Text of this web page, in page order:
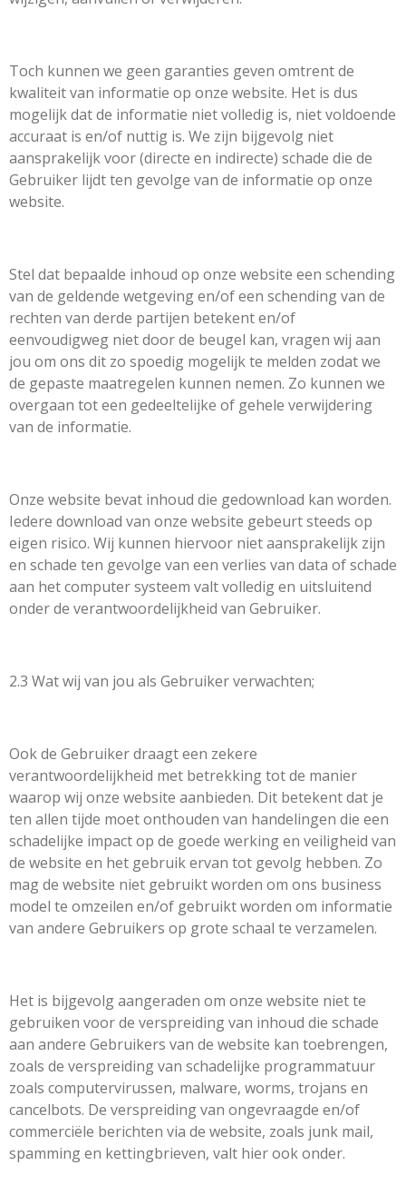
Toch kunnen we geen garanties geven omtrent de
kwaliteit van informatie op onze website. Het is dus
mogelijk dat de informatie niet volledig is, niet voldoende
accuraat is en/of nuttig is. We zijn bijgevolg niet
aansprakelijk voor (directe en indirecte) schade die de
Gebruiker lijdt ten gevolge van de informatie op onze
website.
Stel dat bepaalde inhoud op onze website een schending
van de geldende wetgeving en/of een schending van de
rechten van derde partijen betekent en/of
eenvoudigweg niet door de beugel kan, vragen wij aan
jou om ons dit zo spoedig mogelijk te melden zodat we
de gepaste maatregelen kunnen nemen. Zo kunnen we
overgaan tot een gedeeltelijke of gehele verwijdering
van de informatie.
Onze website bevat inhoud die gedownload kan worden.
Iedere download van onze website gebeurt steeds op
eigen risico. Wij kunnen hiervoor niet aansprakelijk zijn
en schade ten gevolge van een verlies van data of schade
aan het computer systeem valt volledig en uitsluitend
onder de verantwoordelijkheid van Gebruiker.
2.3 Wat wij van jou als Gebruiker verwachten;
Ook de Gebruiker draagt een zekere
verantwoordelijkheid met betrekking tot de manier
waarop wij onze website aanbieden. Dit betekent dat je
ten allen tijde moet onthouden van handelingen die een
schadelijke impact op de goede werking en veiligheid van
de website en het gebruik ervan tot gevolg hebben. Zo
mag de website niet gebruikt worden om ons business
model te omzeilen en/of gebruikt worden om informatie
van andere Gebruikers op grote schaal te verzamelen.
Het is bijgevolg aangeraden om onze website niet te
gebruiken voor de verspreiding van inhoud die schade
aan andere Gebruikers van de website kan toebrengen,
zoals de verspreiding van schadelijke programmatuur
zoals computervirussen, malware, worms, trojans en
cancelbots. De verspreiding van ongevraagde en/of
commerciële berichten via de website, zoals junk mail,
spamming en kettingbrieven, valt hier ook onder.